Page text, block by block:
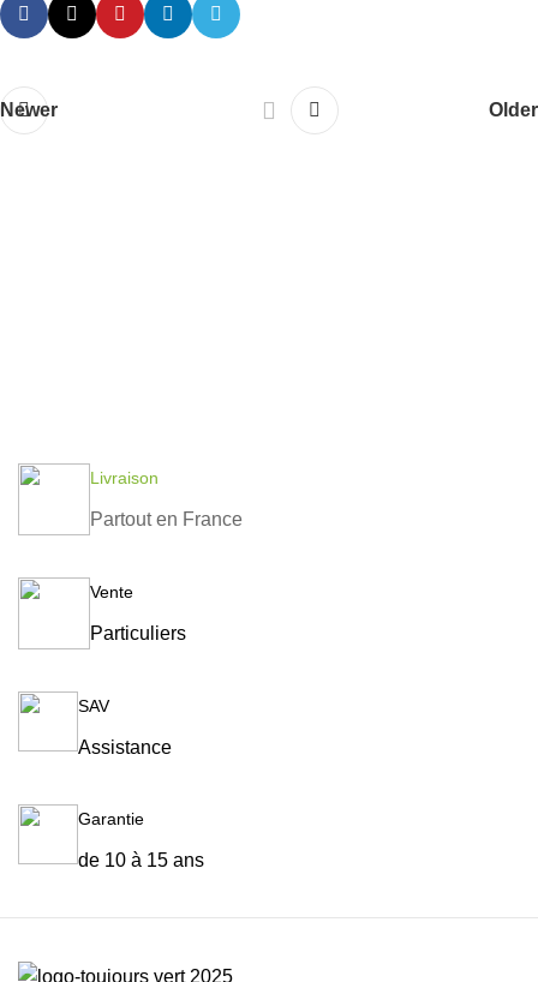
Newer Older
Livraison
Partout en France
Vente
Particuliers
SAV
Assistance
Garantie
de 10 à 15 ans